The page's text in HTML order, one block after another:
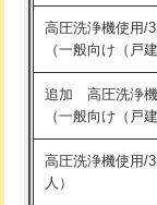
マス交換（深さ
マス交換（深さ
コンクリート斫
コンクリート斫
持込商品取付（
持込商品取付（
給水管工事※（ホ
高圧洗浄機使用/
（一般向け（戸
追加 高圧洗浄機
（一般向け（戸
高圧洗浄機使用/
人）